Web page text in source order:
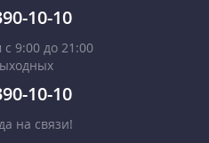
10-10
9:00 до 21:00
10-10
на связи!